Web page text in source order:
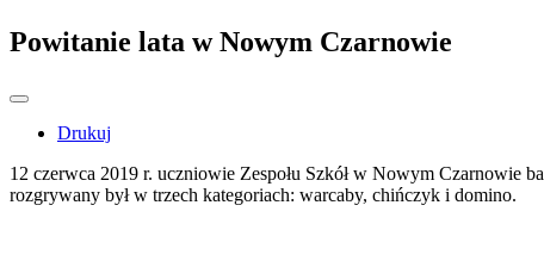
Powitanie lata w Nowym Czarnowie
Drukuj
12 czerwca 2019 r. uczniowie Zespołu Szkół w Nowym Czarnowie
rozgrywany był w trzech kategoriach: warcaby, chińczyk i domino.